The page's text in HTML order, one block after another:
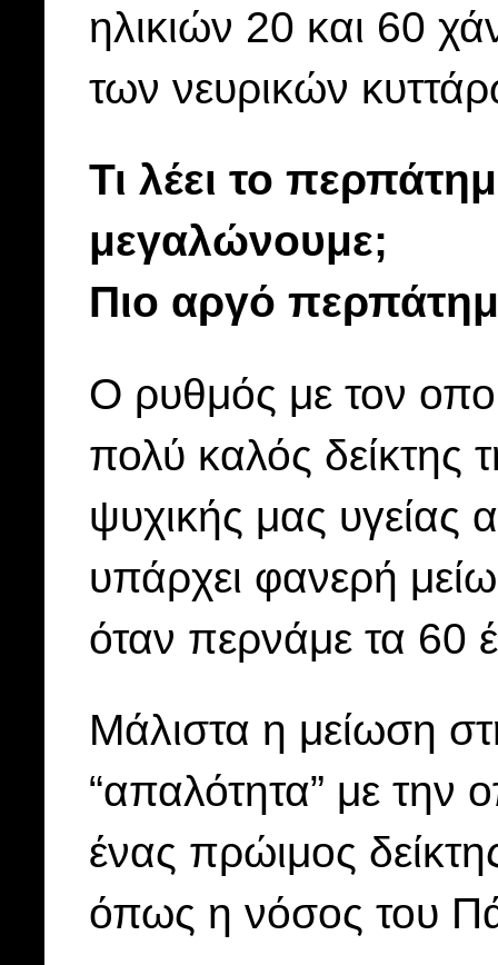
ηλικιών 20 και 60
των νευρικών
Τι λέει το
μεγαλώνουμε;
Πιο αργό
Ο ρυθμός με τον
πολύ καλός δείκτης
ψυχικής μας υγείας
υπάρχει φανερή
όταν περνάμε τα 60
Μάλιστα η μείωση
“απαλότητα” με την
ένας πρώιμος
όπως η νόσος του